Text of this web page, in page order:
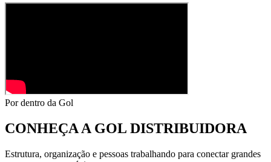
Por dentro da Gol
CONHEÇA AGOL DISTRIBUIDORA
Estrutura, organização e pessoas trabalhando para conectar grandes